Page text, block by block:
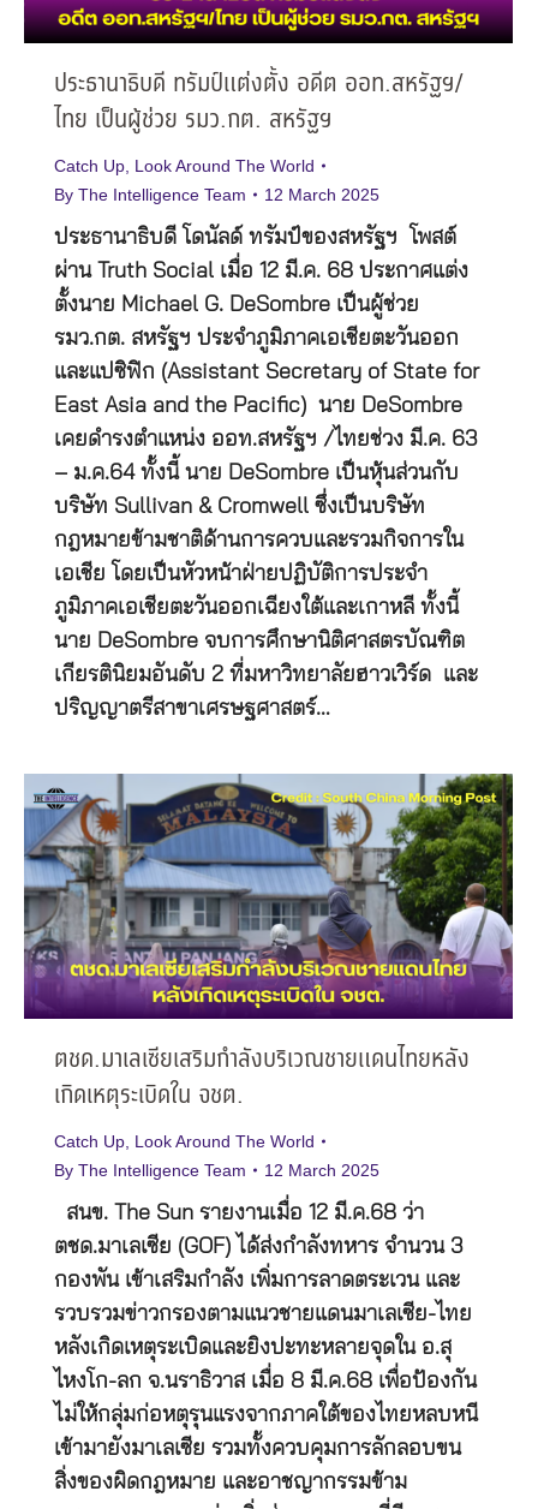
ประธานาธิบดี ทรัมป์แต่งตั้ง อดีต ออท.สหรัฐฯ/
ไทย เป็นผู้ช่วย รมว.กต. สหรัฐฯ
Catch Up Look Around The World
By The Intelligence Team 12 March 2025
ประธานาธิบดี โดนัลด์ ทรัมป์ของสหรัฐฯ โพสต์
ผ่าน Truth Social เมื่อ 12 มี.ค. 68 ประกาศแต่ง
ตั้งนาย Michael G. DeSombre เป็นผู้ช่วย
รมว.กต. สหรัฐฯ ประจำภูมิภาคเอเชียตะวันออก
และแปซิฟิก (Assistant Secretary of State for
East Asia and the Pacific) นาย DeSombre
เคยดำรงตำแหน่ง ออท.สหรัฐฯ /ไทยช่วง มี.ค. 63
– ม.ค.64 ทั้งนี้ นาย DeSombre เป็นหุ้นส่วนกับ
บริษัท Sullivan & Cromwell ซึ่งเป็นบริษัท
กฎหมายข้ามชาติด้านการควบและรวมกิจการใน
เอเชีย โดยเป็นหัวหน้าฝ่ายปฏิบัติการประจำ
ภูมิภาคเอเชียตะวันออกเฉียงใต้และเกาหลี ทั้งนี้
นาย DeSombre จบการศึกษานิติศาสตรบัณฑิต
เกียรตินิยมอันดับ 2 ที่มหาวิทยาลัยฮาวเวิร์ด และ
ปริญญาตรีสาขาเศรษฐศาสตร์…
ตชด.มาเลเซียเสริมกำลังบริเวณชายแดนไทยหลัง
เกิดเหตุระเบิดใน จชต.
Catch Up Look Around The World
By The Intelligence Team 12 March 2025
สนข. The Sun รายงานเมื่อ 12 มี.ค.68 ว่า
ตชด.มาเลเซีย (GOF) ได้ส่งกำลังทหาร จำนวน 3
กองพัน เข้าเสริมกำลัง เพิ่มการลาดตระเวน และ
รวบรวมข่าวกรองตามแนวชายแดนมาเลเซีย-ไทย
หลังเกิดเหตุระเบิดและยิงปะทะหลายจุดใน อ.สุ
ไหงโก-ลก จ.นราธิวาส เมื่อ 8 มี.ค.68 เพื่อป้องกัน
ไม่ให้กลุ่มก่อหตุรุนแรงจากภาคใต้ของไทยหลบหนี
เข้ามายังมาเลเซีย รวมทั้งควบคุมการลักลอบขน
สิ่งของผิดกฎหมาย และอาชญากรรมข้าม